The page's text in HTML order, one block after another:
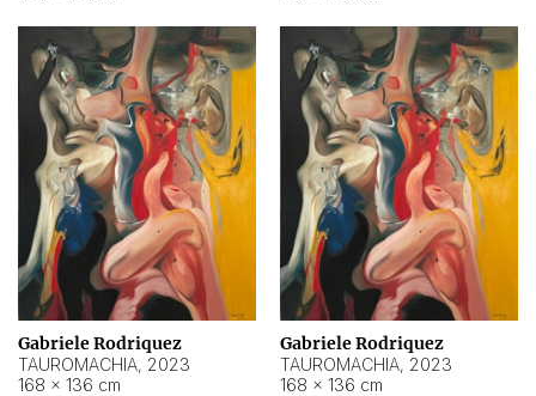
Gabriele Rodriquez
TAUROMACHIA, 2023
168 × 136 cm
Gabriele Rodriquez
TAUROMACHIA, 2023
168 × 136 cm